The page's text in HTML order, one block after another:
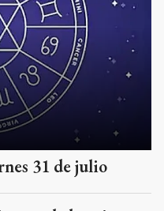
31 de julio